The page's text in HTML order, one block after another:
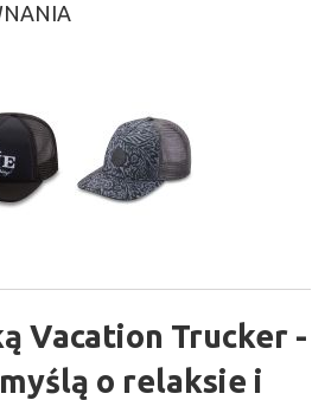
Vacation Trucker -
o relaksie i